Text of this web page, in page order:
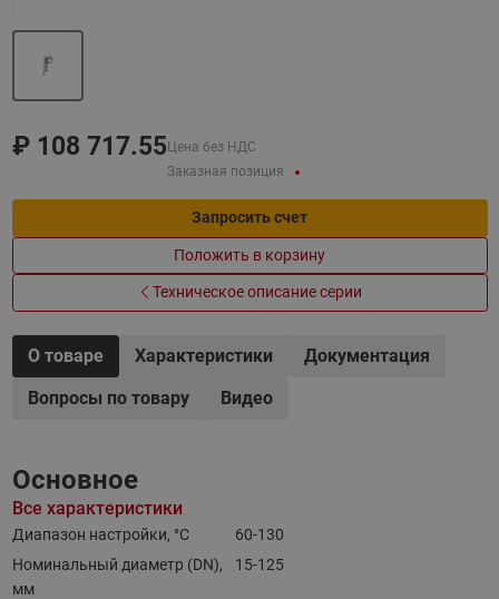
₽ 108 717.55 Цена без НДС
Заказная позиция
Запросить счет
Положить в корзину
Техническое описание серии
О товаре Характеристики
Документация
Вопросы по товару
Видео
Основное
Все характеристики
Диапазон настройки, °С
60-130
Номинальный диаметр (DN),
мм
15-125